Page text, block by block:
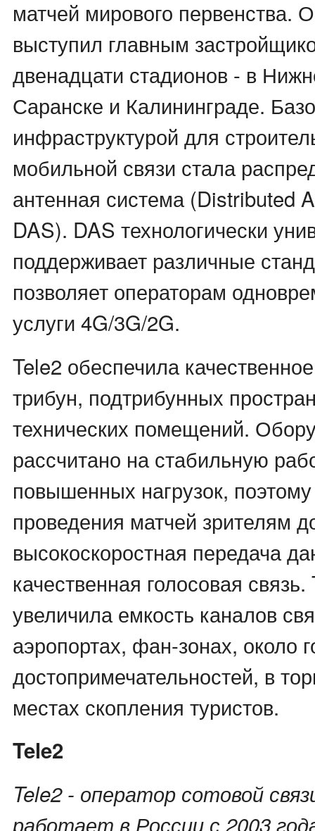
матчей мирового первенства.
выступил главным
двенадцати стадионов - в
Саранске и Калининграде.
инфраструктурой для
мобильной связи стала
антенная система (Distributed
DAS). DAS технологически
поддерживает различные
позволяет операторам
услуги 4G/3G/2G.
Tele2 обеспечила
трибун, подтрибунных
технических помещений.
рассчитано на стабильную
повышенных нагрузок,
проведения матчей зрителям
высокоскоростная передача
качественная голосовая
увеличила емкость каналов
аэропортах, фан-зонах, около
достопримечательностей, в
местах скопления туристов.
Tele2
Tele2 - оператор сотовой
работает в России с 2003